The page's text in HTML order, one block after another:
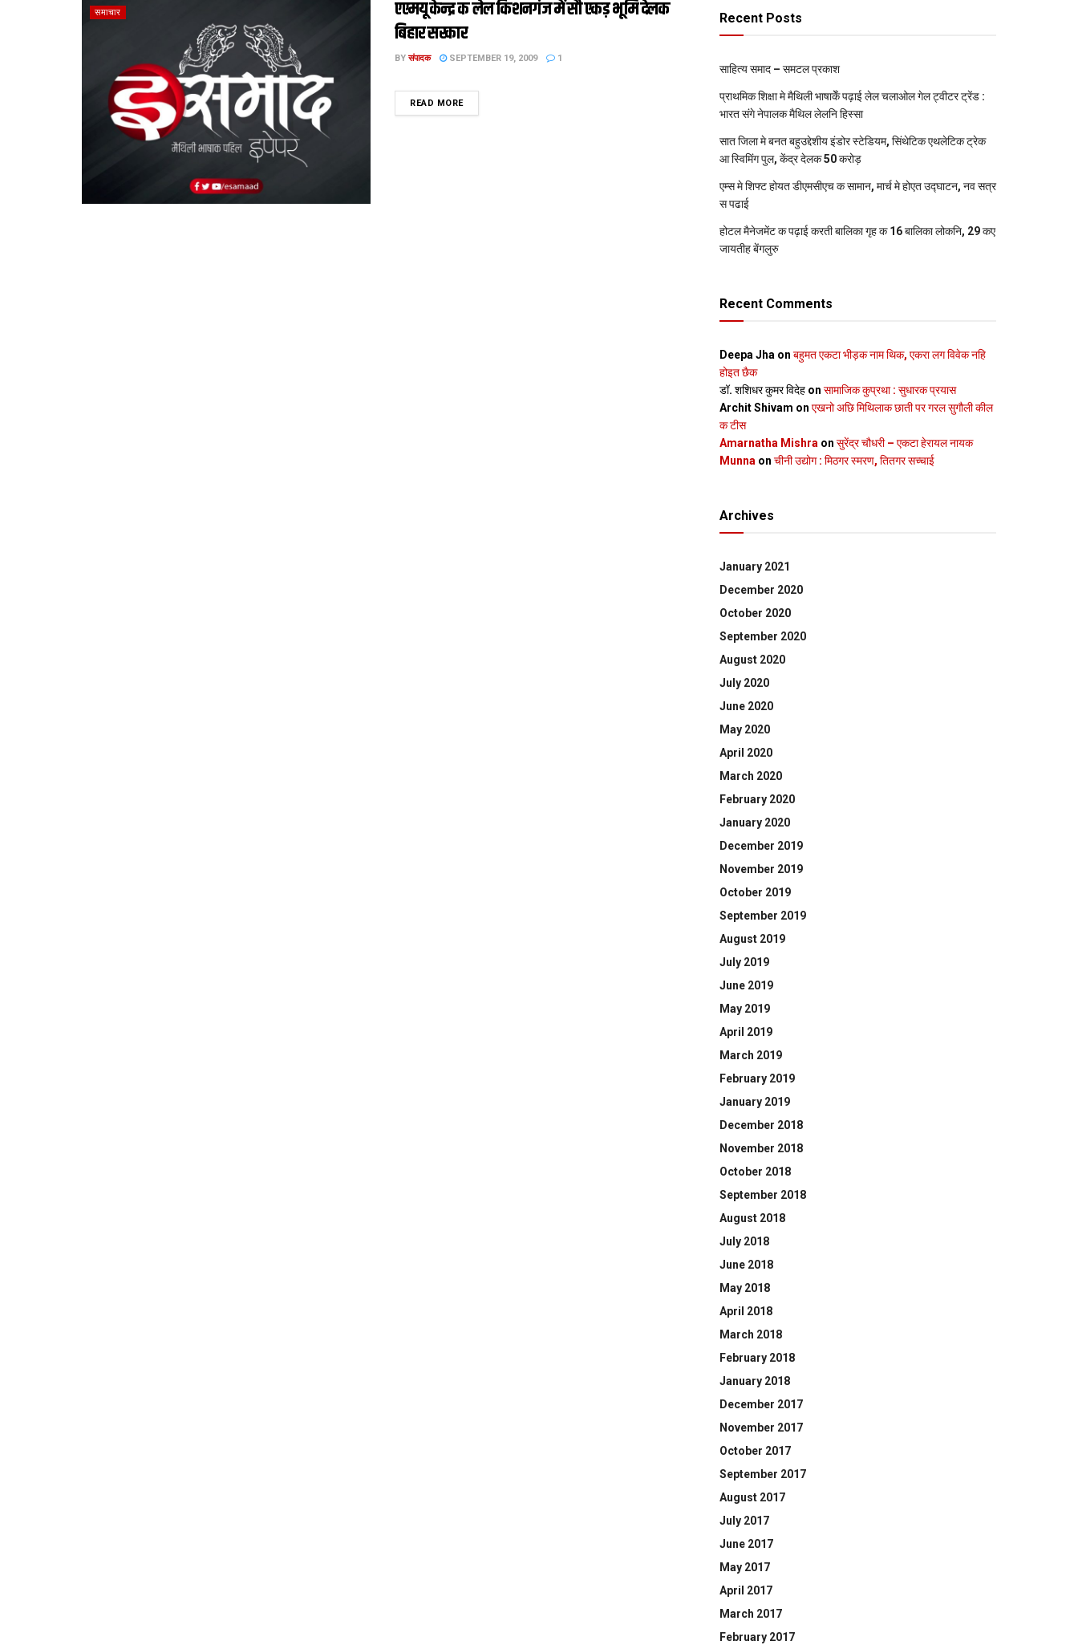
समाचार
एएमयू केन्द्र क लेल किशनगंज में सौ एकड़ भूमि देलक
बिहार सरकार
BY संपादक SEPTEMBER 19, 2009 1
READ MOREDETAILS
Recent Posts
साहित्य समाद – समटल प्रकाश
प्राथमिक शि‍क्षा मे मैथि‍ली भाषाकेँ पढ़ाई लेल चलाओल गेल ट्वीटर ट्रेंड :
भारत संगे नेपालक मैथिल लेलनि हिस्सा
सात जिला मे बनत बहुउद्देशीय इंडोर स्‍टेडि‍यम, सिंथेटिक एथलेटिक ट्रेक
आ स्विमिंग पुल, केंद्र देलक 50 करोड़
एम्स मे शिफ्ट होयत डीएमसीएच क सामान, मार्च मे होएत उद्घाटन, नव सत्र
स पढाई
होटल मैनेजमेंट क पढ़ाई करती बालिका गृह क 16 बालिका लोकनि, 29 कए
जायतीह बेंगलुरु
Recent Comments
Deepa Jha on बहुमत एकटा भीड़क नाम थिक, एकरा लग विवेक नहि
होइत छैक
डॉ. शशिधर कुमर विदेह on सामाजिक कुप्रथा : सुधारक प्रयास
Archit Shivam on एखनो अछि मिथिलाक छाती पर गरल सुगौली कील
क टीस
Amarnatha Mishra on सुरेंद्र चौधरी – एकटा हेरायल नायक
Munna on चीनी उद्योग : मिठगर स्‍मरण, तितगर सच्‍चाई
Archives
January 2021
December 2020
October 2020
September 2020
August 2020
July 2020
June 2020
May 2020
April 2020
March 2020
February 2020
January 2020
December 2019
November 2019
October 2019
September 2019
August 2019
July 2019
June 2019
May 2019
April 2019
March 2019
February 2019
January 2019
December 2018
November 2018
October 2018
September 2018
August 2018
July 2018
June 2018
May 2018
April 2018
March 2018
February 2018
January 2018
December 2017
November 2017
October 2017
September 2017
August 2017
July 2017
June 2017
May 2017
April 2017
March 2017
February 2017